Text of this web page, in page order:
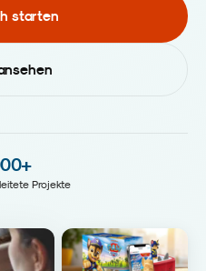
starten
+
Projekte